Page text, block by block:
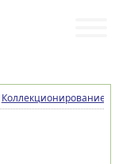
Коллекционирование